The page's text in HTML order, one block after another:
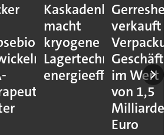
Kaskadenkonzept
macht
kryogene
Lagertechnik
energieeffizienter
verkauft
im Wert
von 1,5
Euro